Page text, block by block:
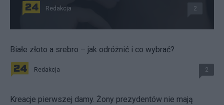
Redakcja 2
Białe złoto a srebro – jak odróżnić i co wybrać?
Redakcja 2
Kreacje pierwszej damy. Żony prezydentów nie mają